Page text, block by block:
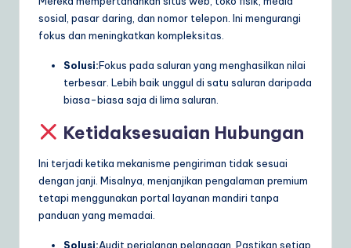
sosial, pasar daring, dan nomor telepon. Ini mengurangi
fokus dan meningkatkan kompleksitas.
Solusi:Fokus pada saluran yang menghasilkan nilai
terbesar. Lebih baik unggul di satu saluran daripada
biasa-biasa saja di lima saluran.
Ketidaksesuaian Hubungan
Ini terjadi ketika mekanisme pengiriman tidak sesuai
dengan janji. Misalnya, menjanjikan pengalaman premium
tetapi menggunakan portal layanan mandiri tanpa
panduan yang memadai.
Solusi:Audit perjalanan pelanggan. Pastikan setiap